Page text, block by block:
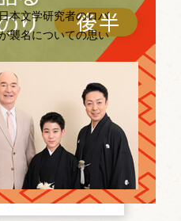
本文学研究者のロバ
襲名についての思い